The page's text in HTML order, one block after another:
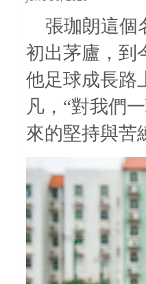
張珈朗這個
初出茅廬，到
他足球成長路
凡，“對我們
來的堅持與苦